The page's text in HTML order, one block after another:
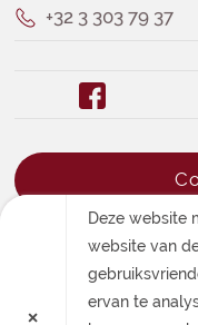
+32 3 303 79 37
Privacybeleid·
Deze website
website van
ervan te
×